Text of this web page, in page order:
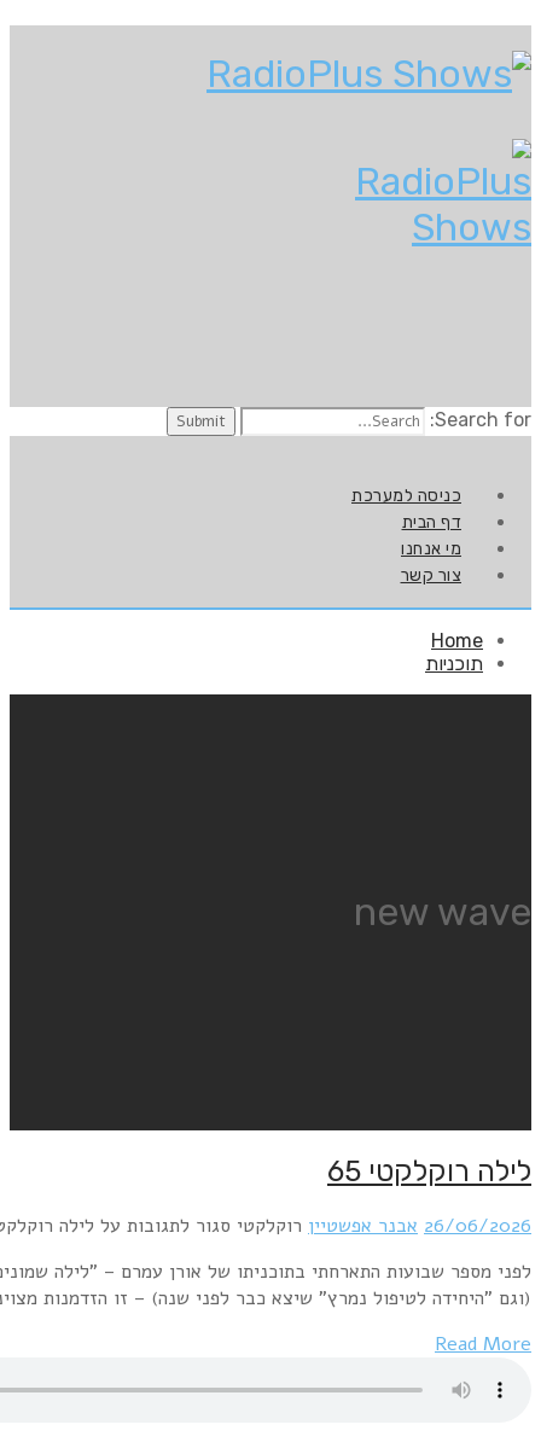
לפני מספר שבועות התארחתי בתוכניתו של אורן עמרם – "לילה שמונים" במסגרת התוכנית חזרנו לגל החדש והאלקטרו הישראלי של תחילת העשור ההוא לרגל ההוצאות המחודשות בויניל ובסטרימינג של כרומוזום וחדר 101